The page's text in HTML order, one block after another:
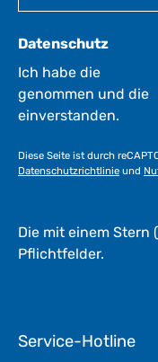
Datenschutz
Ich habe die
genommen und die
einverstanden.
Diese Seite ist durch
Datenschutzrichtlinie und
Die mit einem Stern
Pflichtfelder.
Service-Hotline